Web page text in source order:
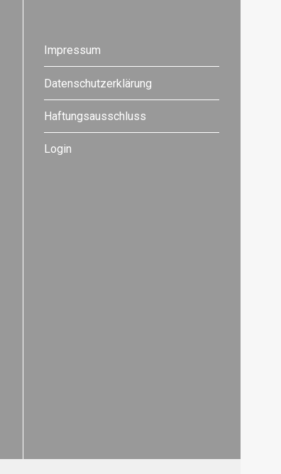
Impressum
Datenschutzerklärung
Haftungsausschluss
Login